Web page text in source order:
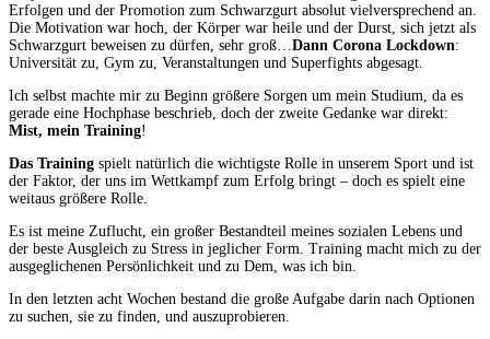
Erfolgen und der Promotion zum Schwarzgurt absolut vielversprechend an.
Die Motivation war hoch, der Körper war heile und der Durst, sich jetzt als
Schwarzgurt beweisen zu dürfen, sehr groß… Dann Corona Lockdown:
Universität zu, Gym zu, Veranstaltungen und Superfights abgesagt.
Ich selbst machte mir zu Beginn größere Sorgen um mein Studium, da es
gerade eine Hochphase beschrieb, doch der zweite Gedanke war direkt:
Mist, mein Training!
Das Training spielt natürlich die wichtigste Rolle in unserem Sport und ist
der Faktor, der uns im Wettkampf zum Erfolg bringt – doch es spielt eine
weitaus größere Rolle.
Es ist meine Zuflucht, ein großer Bestandteil meines sozialen Lebens und
der beste Ausgleich zu Stress in jeglicher Form. Training macht mich zu der
ausgeglichenen Persönlichkeit und zu Dem, was ich bin.
In den letzten acht Wochen bestand die große Aufgabe darin nach Optionen
zu suchen, sie zu finden, und auszuprobieren.